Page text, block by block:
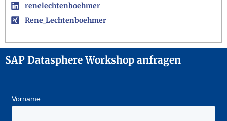
renelechtenboehmer
Rene_Lechtenboehmer
SAP Datasphere Workshop anfragen